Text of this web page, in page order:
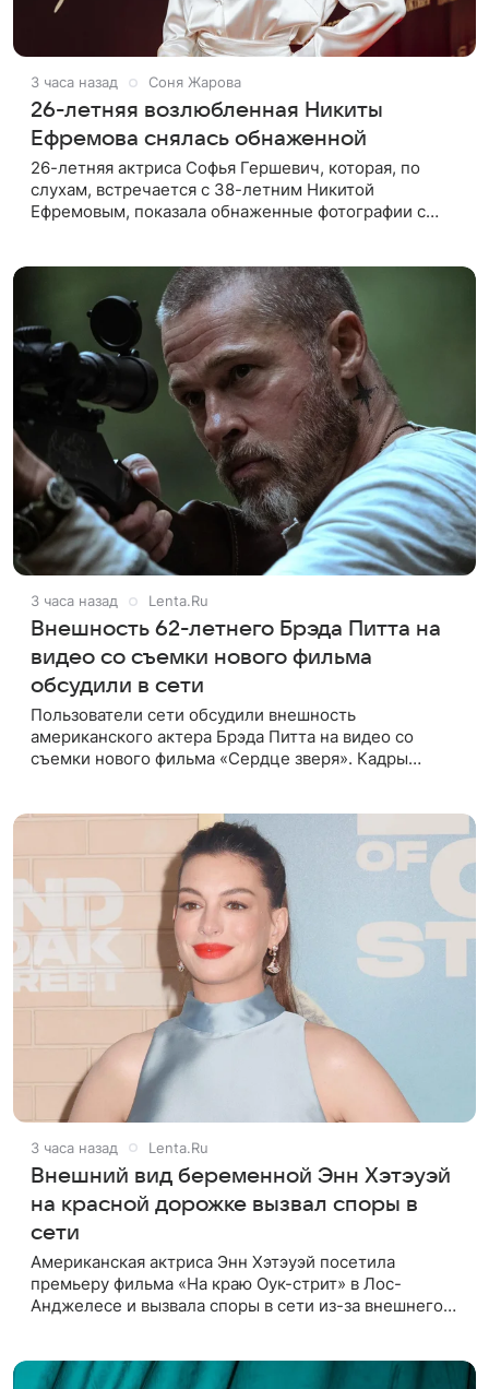
3 часа назад Соня Жарова
26-летняя возлюбленная Никиты
Ефремова снялась обнаженной
26-летняя актриса Софья Гершевич, которая, по
слухам, встречается с 38-летним Никитой
Ефремовым, показала обнаженные фотографии с
3 часа назад Lenta.Ru
Внешность 62-летнего Брэда Питта на
видео со съемки нового фильма
обсудили в сети
Пользователи сети обсудили внешность
американского актера Брэда Питта на видео со
съемки нового фильма «Сердце зверя». Кадры
3 часа назад Lenta.Ru
Внешний вид беременной Энн Хэтэуэй
на красной дорожке вызвал споры в
сети
Американская актриса Энн Хэтэуэй посетила
премьеру фильма «На краю Оук-стрит» в Лос-
Анджелесе и вызвала споры в сети из-за внешнего